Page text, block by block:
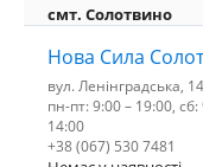
смт. Солотвино
Нова Сила
вул. Ленінградська,
пн-пт: 9:00 – 19:00,
14:00
+38 (067) 530 7481